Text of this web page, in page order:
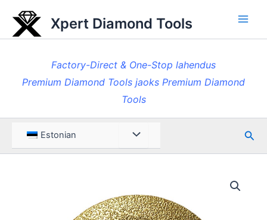
content
Xpert Diamond Tools
Factory-Direct & One-Stop lahendus
Premium Diamond Tools jaoks Premium Diamond
Tools
Estonian Menüü Otsi